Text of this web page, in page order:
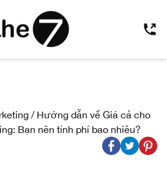
/ Hướng dẫn về Giá cả cho
Bạn nên tính phí bao nhiêu?